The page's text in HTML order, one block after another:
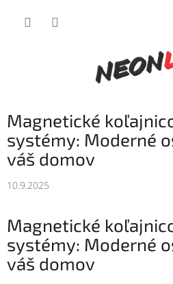
Magnetické
systémy: Moderné
váš domov
10.9.2025
Magnetické
systémy: Moderné
váš domov